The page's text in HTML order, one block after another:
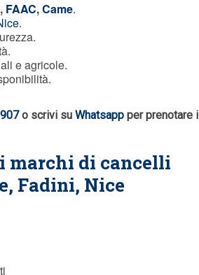
, FAAC,Came.
.
e agricole.
o scrivi su Whatsapp per prenotare il
marchi di cancelli
Fadini, Nice